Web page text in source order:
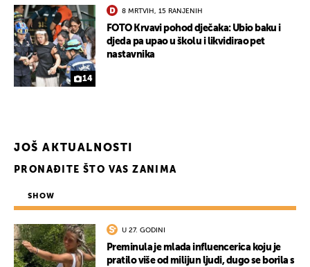
14
8 MRTVIH, 15 RANJENIH
FOTO Krvavi pohod dječaka: Ubio baku i
djeda pa upao u školu i likvidirao pet
nastavnika
JOŠ AKTUALNOSTI
PRONAĐITE ŠTO VAS ZANIMA
SHOW
U 27. GODINI
Preminula je mlada influencerica koju je
pratilo više od milijun ljudi, dugo se borila s